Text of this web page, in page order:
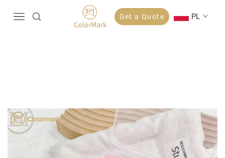
Get a Quote PL